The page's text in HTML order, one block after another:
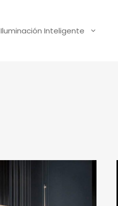
Iluminación Inteligente